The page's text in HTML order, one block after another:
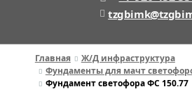
Главная
Ж/Д инфраструктура
Фундаменты для мачт
Фундамент светофора ФС 150.77